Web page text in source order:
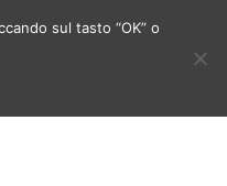
sul tasto “OK” o